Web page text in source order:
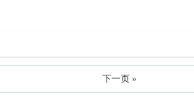
下一页 »